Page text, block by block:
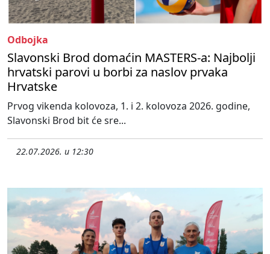
Odbojka
Slavonski Brod domaćin MASTERS-a: Najbolji
hrvatski parovi u borbi za naslov prvaka
Hrvatske
Prvog vikenda kolovoza, 1. i 2. kolovoza 2026. godine,
Slavonski Brod bit će sre...
22.07.2026. u 12:30